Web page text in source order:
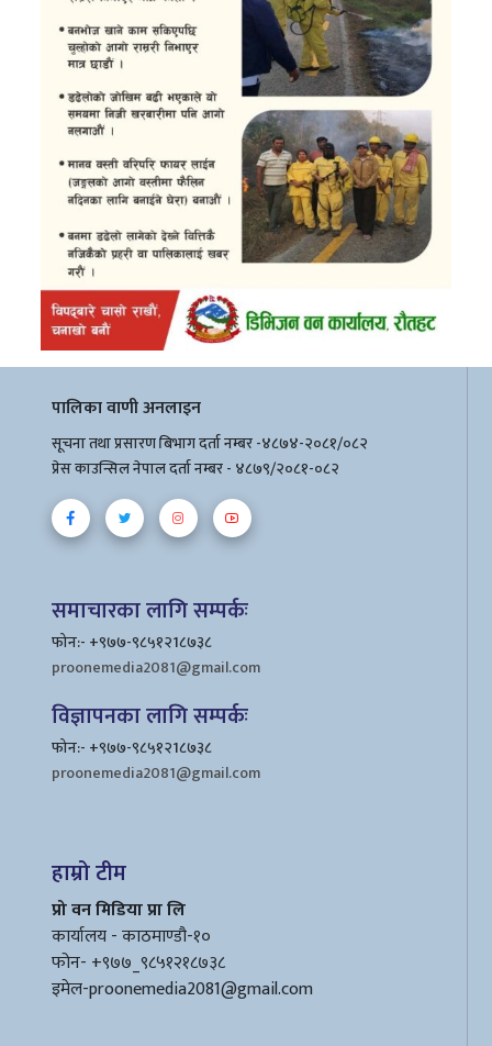
पालिका वाणी अनलाइन
सूचना तथा प्रसारण बिभाग दर्ता नम्बर -४८७४-२०८१/०८२
प्रेस काउन्सिल नेपाल दर्ता नम्बर - ४८७९/२०८१-०८२
समाचारका लागि सम्पर्कः
फोन:- +९७७-९८५१२1८७३८
proonemedia2081@gmail.com
विज्ञापनका लागि सम्पर्कः
फोन:- +९७७-९८५१२1८७३८
proonemedia2081@gmail.com
हाम्रो टीम
प्रो वन मिडिया प्रा लि
कार्यालय - काठमाण्डौ-१०
फोन- +९७७_९८५१२१८७३८
इमेल-proonemedia2081@gmail.com